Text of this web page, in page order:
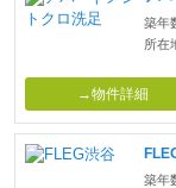
築年
所在
→物件詳細
築年